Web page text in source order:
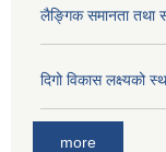
लैङ्‍गिक समानता तथा
दिगो विकास लक्ष्यको
more